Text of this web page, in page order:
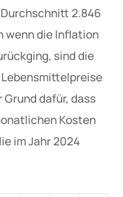
2.846
wenn die Inflation
sind die
dafür, dass
Kosten
im Jahr 2024